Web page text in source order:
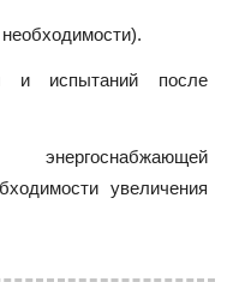
и испытаний после
увеличения